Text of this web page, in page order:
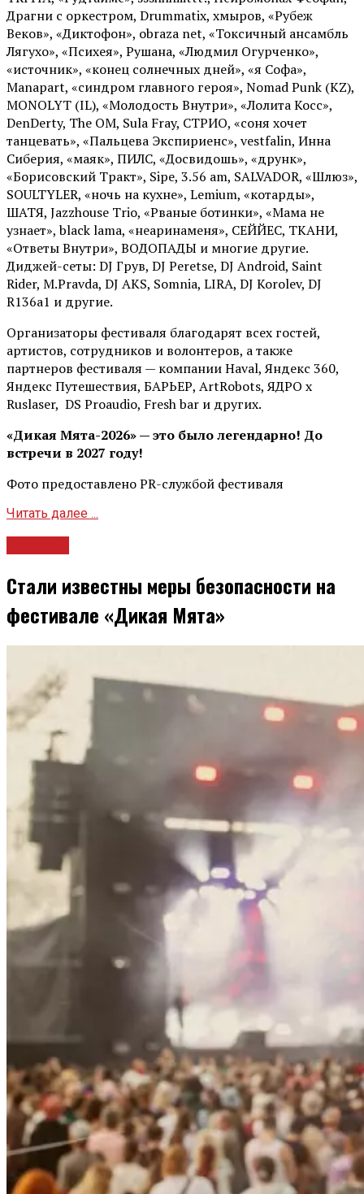
Драгни с оркестром, Drummatix, хмыров, «Рубеж
Веков», «Диктофон», obraza net, «Токсичный ансамбль
Лягухо», «Психея», Рушана, «Людмил Огурченко»,
«источник», «конец солнечных дней», «я Софа»,
Manapart, «синдром главного героя», Nomad Punk (KZ),
MONOLYT (IL), «Молодость Внутри», «Лолита Косс»,
DenDerty, The OM, Sula Fray, СТРИО, «соня хочет
танцевать», «Пальцева Экспириенс», vestfalin, Инна
Сиберия, «маяк», ПИЛС, «Досвидошь», «друнк»,
«Борисовский Тракт», Sipe, 3.56 am, SALVADOR, «Шлюз»,
SOULTYLER, «ночь на кухне», Lemium, «котарды»,
ШАТЯ, Jazzhouse Trio, «Рваные ботинки», «Мама не
узнает», black lama, «неаринаменя», СЕЙЙЕС, ТКАНИ,
«Ответы Внутри», ВОДОПАДЫ и многие другие.
Диджей-сеты: DJ Грув, DJ Peretse, DJ Android, Saint
Rider, М.Pravda, DJ AKS, Somnia, LIRA, DJ Korolev, DJ
R136a1 и другие.
Организаторы фестиваля благодарят всех гостей,
артистов, сотрудников и волонтеров, а также
партнеров фестиваля — компании Haval, Яндекс 360,
Яндекс Путешествия, БАРЬЕР, ArtRobots, ЯДРО х
Ruslaser, DS Proaudio, Fresh bar и других.
«Дикая Мята-2026» — это было легендарно! До
встречи в 2027 году!
Фото предоставлено PR-службой фестиваля
Читать далее ...
Стали известны меры безопасности на
фестивале «Дикая Мята»